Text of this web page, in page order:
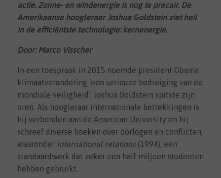
actie. Zonne- en windenergie is nog te precair. De
Amerikaanse hoogleraar Joshua Goldstein ziet heil
in de efficiëntste technologie: kernenergie.
Door: Marco Visscher
In een toespraak in 2015 noemde president Obama
klimaatverandering ‘een serieuze bedreiging van de
mondiale veiligheid’. Joshua Goldstein spitste zijn
oren. Als hoogleraar internationale betrekkingen is
hij verbonden aan de American University en hij
schreef diverse boeken over oorlogen en conflicten,
waaronder International relations (1994), een
standaardwerk dat zeker een half miljoen studenten
hebben gebruikt.